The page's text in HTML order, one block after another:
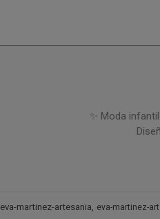
✨ Moda
eva-martinez-artesania eva-martinez-